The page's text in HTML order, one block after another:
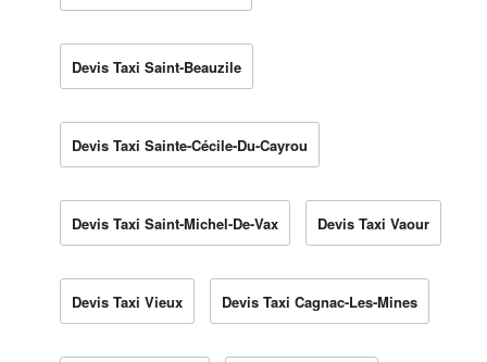
Devis Taxi Saint-Beauzile
Devis Taxi Sainte-Cécile-Du-Cayrou
Devis Taxi Saint-Michel-De-Vax Devis Taxi Vaour
Devis Taxi Vieux Devis Taxi Cagnac-Les-Mines